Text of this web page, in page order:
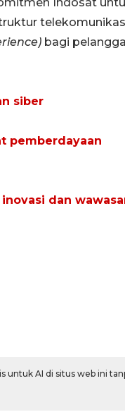
bagi
siber
pemberdayaan
dan
untuk AI di situs web ini